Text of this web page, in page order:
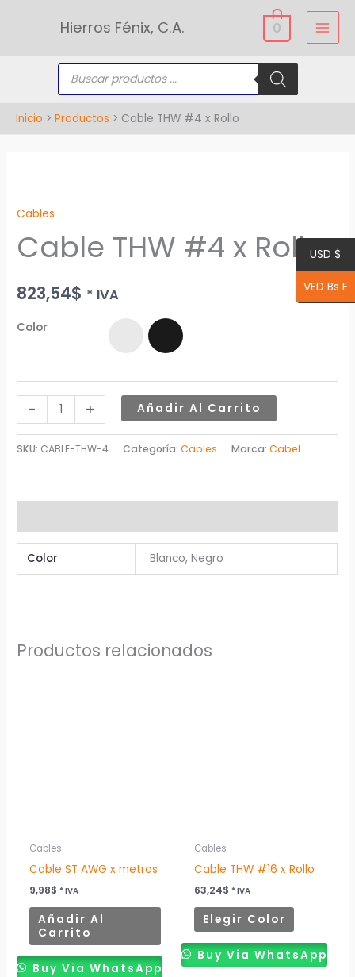
Hierros Fénix, C.A. 0
Búsqueda
productos
Inicio Productos Cable THW #4 x Rollo
Cables
Cable THW #4 x Rollo
823,54$ * IVA
Color
-
#4
x
Rollo
+ Añadir Al Carrito
SKU: CABLE-THW-4 Categoría:Cables Marca:Cabel
Color Blanco, Negro
Productos relacionados
Cables
Cable ST AWG x metros
9,98$ * IVA
Añadir Al
Carrito
Buy Via WhatsApp
Cables
Cable THW #16 x Rollo
63,24$ * IVA
Elegir Color
elegir
la
de
producto
Buy Via WhatsApp
USD $
VED Bs F